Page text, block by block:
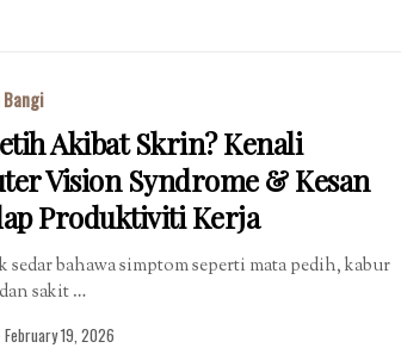
Bangi
Akibat Skrin? Kenali
Vision Syndrome & Kesan
Produktiviti Kerja
sedar bahawa simptom seperti mata pedih, kabur
sakit …
February 19, 2026